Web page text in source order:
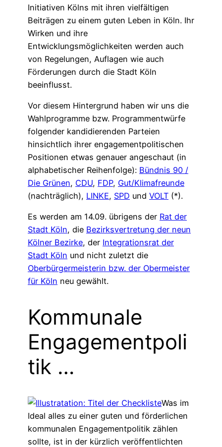
Initiativen Kölns mit ihren vielfältigen
Beiträgen zu einem guten Leben in Köln. Ihr
Wirken und ihre
Entwicklungsmöglichkeiten werden auch
von Regelungen, Auflagen wie auch
Förderungen durch die Stadt Köln
beeinflusst.
Vor diesem Hintergrund haben wir uns die
Wahlprogramme bzw. Programmentwürfe
folgender kandidierenden Parteien
hinsichtlich ihrer engagementpolitischen
Positionen etwas genauer angeschaut (in
alphabetischer Reihenfolge): Bündnis 90 /
Die Grünen, CDU, FDP, Gut/Klimafreunde
(nachträglich), LINKE, SPD und VOLT (*).
Es werden am 14.09. übrigens der Rat der
Stadt Köln, die Bezirksvertretung der neun
Kölner Bezirke, der Integrationsrat der
Stadt Köln und nicht zuletzt die
Oberbürgermeisterin bzw. der Obermeister
für Köln neu gewählt.
Kommunale
Engagementpoli
tik …
Was im
Ideal alles zu einer guten und förderlichen
kommunalen Engagementpolitik zählen
sollte, ist in der kürzlich veröffentlichten